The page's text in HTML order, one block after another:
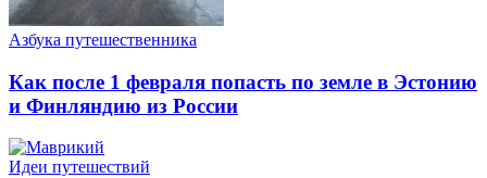
Азбука путешественника
Как после 1 февраля попасть по земле в Эстонию
и Финляндию из России
Идеи путешествий